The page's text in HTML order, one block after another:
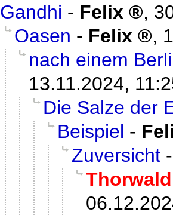
Gandhi - Felix ,
Oasen - Felix ,
nach einem
13.11.2024,
Die Salze der
Beispiel -
Zuversicht